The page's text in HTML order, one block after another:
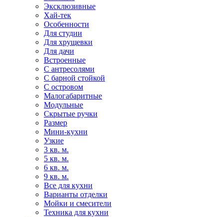
Эксклюзивные
Хай-тек
Особенности
Для студии
Для хрущевки
Для дачи
Встроенные
С антресолями
С барной стойкой
С островом
Малогабаритные
Модульные
Скрытые ручки
Размер
Мини-кухни
Узкие
3 кв. м.
5 кв. м.
6 кв. м.
9 кв. м.
Все для кухни
Варианты отделки
Мойки и смесители
Техника для кухни